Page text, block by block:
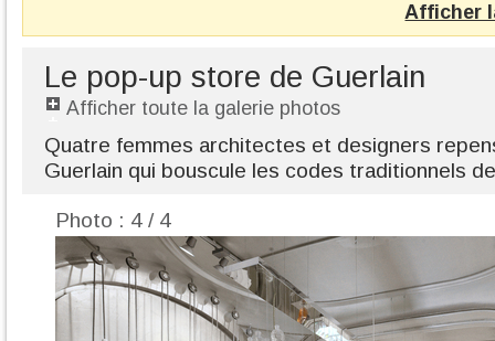
Afficher
Le pop-up store de Guerlain
Afficher toute la galerie photos
Quatre femmes architectes et designers
Guerlain qui bouscule les codes traditionnels
Photo : 4 / 4